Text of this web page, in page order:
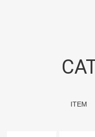
ITEM